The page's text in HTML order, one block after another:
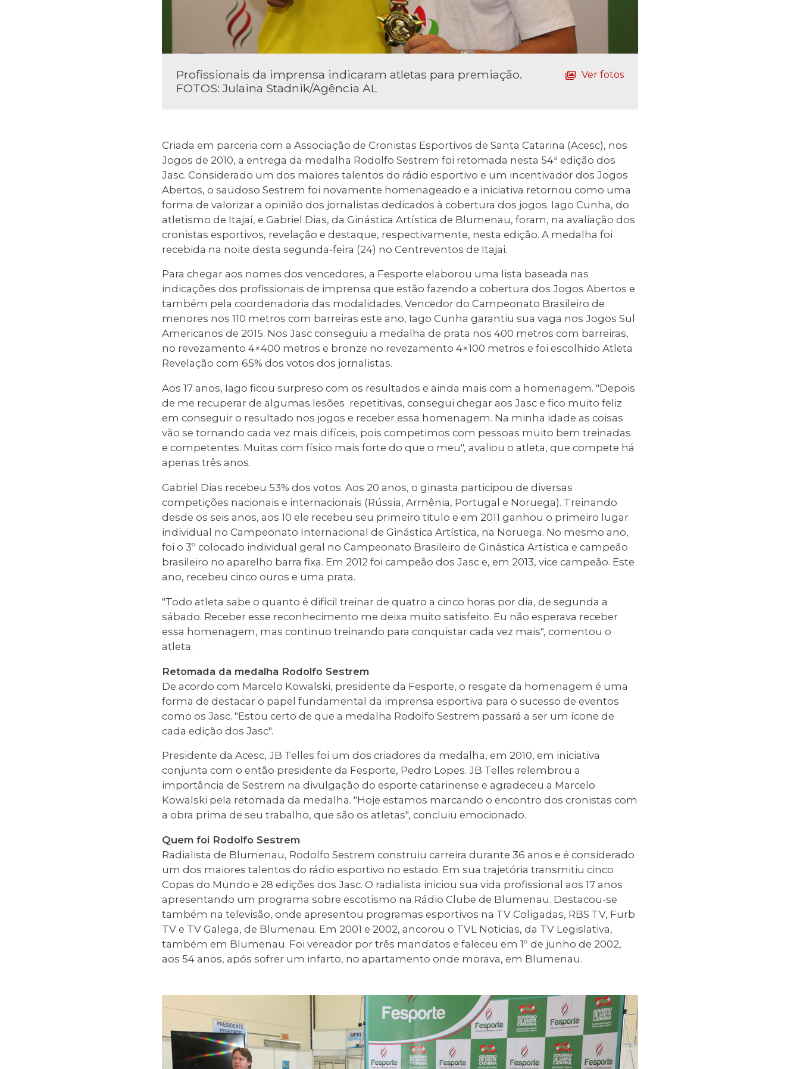
Profissionais da imprensa indicaram atletas para premiação.
FOTOS: Julaina Stadnik/Agência AL
Ver fotos
Criada em parceria com a Associação de Cronistas Esportivos de Santa Catarina (Acesc), nos
Jogos de 2010, a entrega da medalha Rodolfo Sestrem foi retomada nesta 54ª edição dos
Jasc. Considerado um dos maiores talentos do rádio esportivo e um incentivador dos Jogos
Abertos, o saudoso Sestrem foi novamente homenageado e a iniciativa retornou como uma
forma de valorizar a opinião dos jornalistas dedicados à cobertura dos jogos. Iago Cunha, do
atletismo de Itajaí, e Gabriel Dias, da Ginástica Artística de Blumenau, foram, na avaliação dos
cronistas esportivos, revelação e destaque, respectivamente, nesta edição. A medalha foi
recebida na noite desta segunda-feira (24) no Centreventos de Itajai.
Para chegar aos nomes dos vencedores, a Fesporte elaborou uma lista baseada nas
indicações dos profissionais de imprensa que estão fazendo a cobertura dos Jogos Abertos e
também pela coordenadoria das modalidades. Vencedor do Campeonato Brasileiro de
menores nos 110 metros com barreiras este ano, Iago Cunha garantiu sua vaga nos Jogos Sul
Americanos de 2015. Nos Jasc conseguiu a medalha de prata nos 400 metros com barreiras,
no revezamento 4×400 metros e bronze no revezamento 4×100 metros e foi escolhido Atleta
Revelação com 65% dos votos dos jornalistas.
Aos 17 anos, Iago ficou surpreso com os resultados e ainda mais com a homenagem. "Depois
de me recuperar de algumas lesões repetitivas, consegui chegar aos Jasc e fico muito feliz
em conseguir o resultado nos jogos e receber essa homenagem. Na minha idade as coisas
vão se tornando cada vez mais difíceis, pois competimos com pessoas muito bem treinadas
e competentes. Muitas com físico mais forte do que o meu", avaliou o atleta, que compete há
apenas três anos.
Gabriel Dias recebeu 53% dos votos. Aos 20 anos, o ginasta participou de diversas
competições nacionais e internacionais (Rússia, Armênia, Portugal e Noruega). Treinando
desde os seis anos, aos 10 ele recebeu seu primeiro titulo e em 2011 ganhou o primeiro lugar
individual no Campeonato Internacional de Ginástica Artística, na Noruega. No mesmo ano,
foi o 3º colocado individual geral no Campeonato Brasileiro de Ginástica Artística e campeão
brasileiro no aparelho barra fixa. Em 2012 foi campeão dos Jasc e, em 2013, vice campeão. Este
ano, recebeu cinco ouros e uma prata.
"Todo atleta sabe o quanto é difícil treinar de quatro a cinco horas por dia, de segunda a
sábado. Receber esse reconhecimento me deixa muito satisfeito. Eu não esperava receber
essa homenagem, mas continuo treinando para conquistar cada vez mais", comentou o
atleta.
Retomada da medalha Rodolfo Sestrem
De acordo com Marcelo Kowalski, presidente da Fesporte, o resgate da homenagem é uma
forma de destacar o papel fundamental da imprensa esportiva para o sucesso de eventos
como os Jasc. "Estou certo de que a medalha Rodolfo Sestrem passará a ser um ícone de
cada edição dos Jasc".
Presidente da Acesc, JB Telles foi um dos criadores da medalha, em 2010, em iniciativa
conjunta com o então presidente da Fesporte, Pedro Lopes. JB Telles relembrou a
importância de Sestrem na divulgação do esporte catarinense e agradeceu a Marcelo
Kowalski pela retomada da medalha. "Hoje estamos marcando o encontro dos cronistas com
a obra prima de seu trabalho, que são os atletas", concluiu emocionado.
Quem foi Rodolfo Sestrem
Radialista de Blumenau, Rodolfo Sestrem construiu carreira durante 36 anos e é considerado
um dos maiores talentos do rádio esportivo no estado. Em sua trajetória transmitiu cinco
Copas do Mundo e 28 edições dos Jasc. O radialista iniciou sua vida profissional aos 17 anos
apresentando um programa sobre escotismo na Rádio Clube de Blumenau. Destacou-se
também na televisão, onde apresentou programas esportivos na TV Coligadas, RBS TV, Furb
TV e TV Galega, de Blumenau. Em 2001 e 2002, ancorou o TVL Noticias, da TV Legislativa,
também em Blumenau. Foi vereador por três mandatos e faleceu em 1º de junho de 2002,
aos 54 anos, após sofrer um infarto, no apartamento onde morava, em Blumenau.